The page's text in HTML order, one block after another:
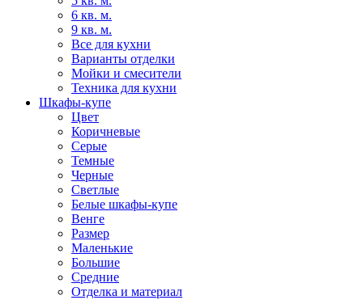
6 кв. м.
9 кв. м.
Все для кухни
Варианты отделки
Мойки и смесители
Техника для кухни
Шкафы-купе
Цвет
Коричневые
Серые
Темные
Черные
Светлые
Белые шкафы-купе
Венге
Размер
Маленькие
Большие
Средние
Отделка и материал